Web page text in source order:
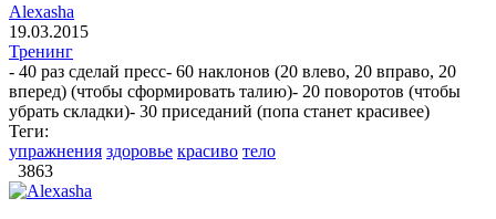
Alexasha
19.03.2015
Тренинг
- 40 раз сделай пресс- 60 наклонов (20 влево, 20 вправо, 20
вперед) (чтобы сформировать талию)- 20 поворотов (чтобы
убрать складки)- 30 приседаний (попа станет красивее)
Теги:
упражнения здоровье красиво тело
3863